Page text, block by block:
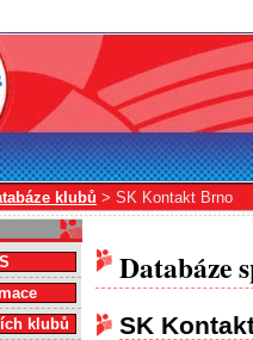
klubů > SK Kontakt Brno
Databáze
SK
klubů